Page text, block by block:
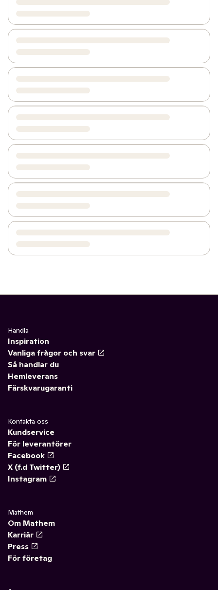
Handla
Inspiration
Vanliga frågor och svar
Så handlar du
Hemleverans
Färskvarugaranti
Kontakta oss
Kundservice
För leverantörer
Facebook
X (f.d Twitter)
Instagram
Mathem
Om Mathem
Karriär
Press
För företag